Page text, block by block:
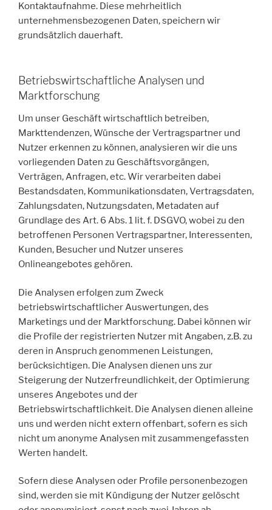
Kontaktaufnahme. Diese mehrheitlich
unternehmensbezogenen Daten, speichern wir
grundsätzlich dauerhaft.
Betriebswirtschaftliche Analysen und
Marktforschung
Um unser Geschäft wirtschaftlich betreiben,
Markttendenzen, Wünsche der Vertragspartner und
Nutzer erkennen zu können, analysieren wir die uns
vorliegenden Daten zu Geschäftsvorgängen,
Verträgen, Anfragen, etc. Wir verarbeiten dabei
Bestandsdaten, Kommunikationsdaten, Vertragsdaten,
Zahlungsdaten, Nutzungsdaten, Metadaten auf
Grundlage des Art. 6 Abs. 1 lit. f. DSGVO, wobei zu den
betroffenen Personen Vertragspartner, Interessenten,
Kunden, Besucher und Nutzer unseres
Onlineangebotes gehören.
Die Analysen erfolgen zum Zweck
betriebswirtschaftlicher Auswertungen, des
Marketings und der Marktforschung. Dabei können wir
die Profile der registrierten Nutzer mit Angaben, z.B. zu
deren in Anspruch genommenen Leistungen,
berücksichtigen. Die Analysen dienen uns zur
Steigerung der Nutzerfreundlichkeit, der Optimierung
unseres Angebotes und der
Betriebswirtschaftlichkeit. Die Analysen dienen alleine
uns und werden nicht extern offenbart, sofern es sich
nicht um anonyme Analysen mit zusammengefassten
Werten handelt.
Sofern diese Analysen oder Profile personenbezogen
sind, werden sie mit Kündigung der Nutzer gelöscht